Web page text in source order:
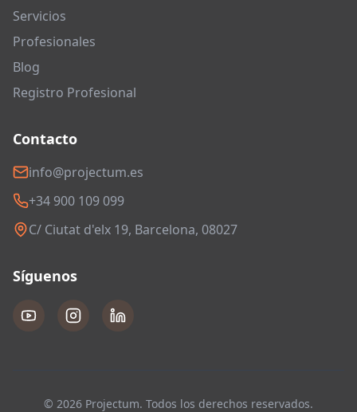
Servicios
Profesionales
Blog
Registro Profesional
Contacto
info@projectum.es
+34 900 109 099
C/ Ciutat d'elx 19, Barcelona, 08027
Síguenos
© 2026 Projectum. Todos los derechos reservados.